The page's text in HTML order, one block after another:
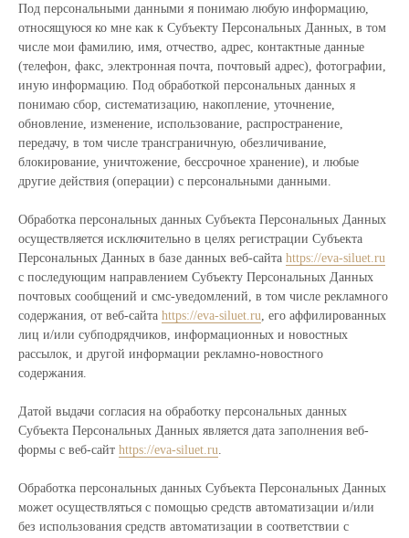
Под персональными данными я понимаю любую информацию,
относящуюся ко мне как к Субъекту Персональных Данных, в том
числе мои фамилию, имя, отчество, адрес, контактные данные
(телефон, факс, электронная почта, почтовый адрес), фотографии,
иную информацию. Под обработкой персональных данных я
понимаю сбор, систематизацию, накопление, уточнение,
обновление, изменение, использование, распространение,
передачу, в том числе трансграничную, обезличивание,
блокирование, уничтожение, бессрочное хранение), и любые
другие действия (операции) с персональными данными.
Обработка персональных данных Субъекта Персональных Данных
осуществляется исключительно в целях регистрации Субъекта
Персональных Данных в базе данных веб-сайта https://eva-siluet.ru
с последующим направлением Субъекту Персональных Данных
почтовых сообщений и смс-уведомлений, в том числе рекламного
содержания, от веб-сайта https://eva-siluet.ru, его аффилированных
лиц и/или субподрядчиков, информационных и новостных
рассылок, и другой информации рекламно-новостного
содержания.
Датой выдачи согласия на обработку персональных данных
Субъекта Персональных Данных является дата заполнения веб-
формы с веб-сайт https://eva-siluet.ru.
Обработка персональных данных Субъекта Персональных Данных
может осуществляться с помощью средств автоматизации и/или
без использования средств автоматизации в соответствии с